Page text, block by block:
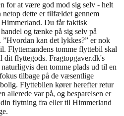
for at være god mod sig selv - helt
dette er tilfældet gennem
Du får faktisk
og tænke på sig selv på
kan det lykkes?” er nok
Flyttemandens tomme flyttebil skal
dit flyttegods. Fragtopgaver.dk's
den tomme plads ud til en
tilbage på de væsentlige
Flyttebilen kører herefter retur
allerede var på, og besparelsen er
flytning fra eller til Himmerland